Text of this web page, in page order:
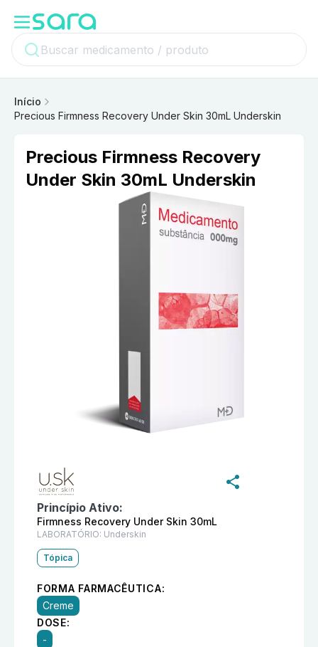
Início
Precious Firmness Recovery Under Skin 30mL Underskin
Precious Firmness Recovery
Under Skin 30mL Underskin
Princípio Ativo:
Firmness Recovery Under Skin 30mL
LABORATÓRIO: Underskin
Tópica
FORMA FARMACÊUTICA:
Creme
DOSE:
-